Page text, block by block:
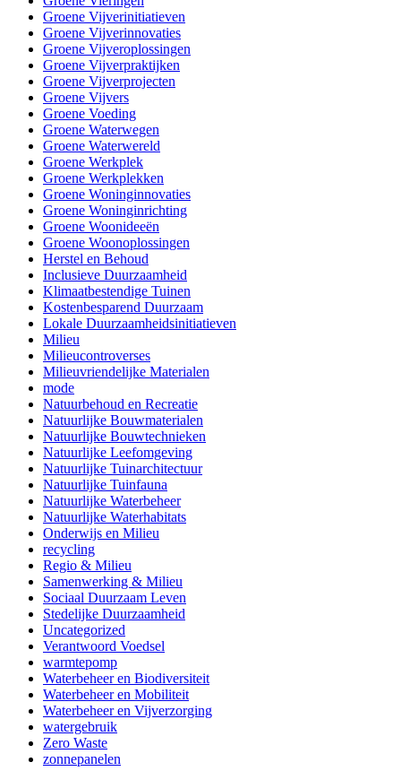
Groene Vijverinitiatieven
Groene Vijverinnovaties
Groene Vijveroplossingen
Groene Vijverpraktijken
Groene Vijverprojecten
Groene Vijvers
Groene Voeding
Groene Waterwegen
Groene Waterwereld
Groene Werkplek
Groene Werkplekken
Groene Woninginnovaties
Groene Woninginrichting
Groene Woonideeën
Groene Woonoplossingen
Herstel en Behoud
Inclusieve Duurzaamheid
Klimaatbestendige Tuinen
Kostenbesparend Duurzaam
Lokale Duurzaamheidsinitiatieven
Milieu
Milieucontroverses
Milieuvriendelijke Materialen
mode
Natuurbehoud en Recreatie
Natuurlijke Bouwmaterialen
Natuurlijke Bouwtechnieken
Natuurlijke Leefomgeving
Natuurlijke Tuinarchitectuur
Natuurlijke Tuinfauna
Natuurlijke Waterbeheer
Natuurlijke Waterhabitats
Onderwijs en Milieu
recycling
Regio & Milieu
Samenwerking & Milieu
Sociaal Duurzaam Leven
Stedelijke Duurzaamheid
Uncategorized
Verantwoord Voedsel
warmtepomp
Waterbeheer en Biodiversiteit
Waterbeheer en Mobiliteit
Waterbeheer en Vijverzorging
watergebruik
Zero Waste
zonnepanelen